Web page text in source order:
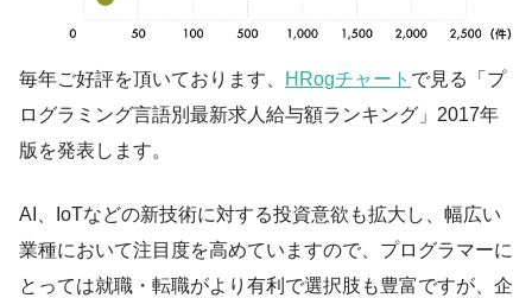
毎年ご好評を頂いております、 HRogチャート で見る「プ
ログラミング言語別最新求人給与額ランキング」2017年
版を発表します。
AI、IoTなどの新技術に対する投資意欲も拡大し、幅広い
業種において注目度を高めていますので、プログラマーに
とっては就職・転職がより有利で選択肢も豊富ですが、企